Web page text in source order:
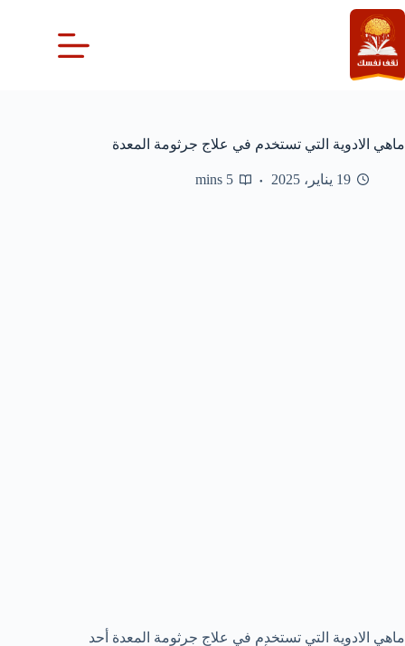
التجاوز
إلى
المحتوى
ماهي الادوية التي تستخدم في علاج جرثومة المعدة
19 يناير، 2025 5 mins
ماهي الادوية التي تستخدم في علاج جرثومة المعدة أحد